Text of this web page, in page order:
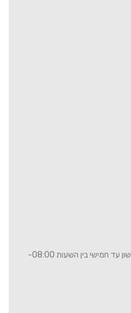
שעות הפעילות של בית המרקחת : בימי ראשון עד חמישי בין השעות 08:00-